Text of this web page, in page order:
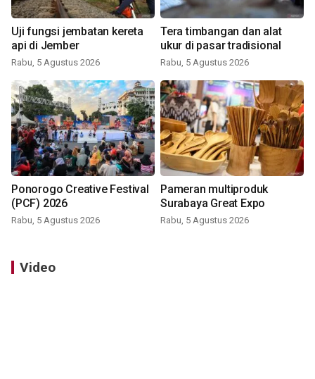
Uji fungsi jembatan kereta
api di Jember
Rabu, 5 Agustus 2026
Tera timbangan dan alat
ukur di pasar tradisional
Rabu, 5 Agustus 2026
Ponorogo Creative Festival
(PCF) 2026
Rabu, 5 Agustus 2026
Pameran multiproduk
Surabaya Great Expo
Rabu, 5 Agustus 2026
Video